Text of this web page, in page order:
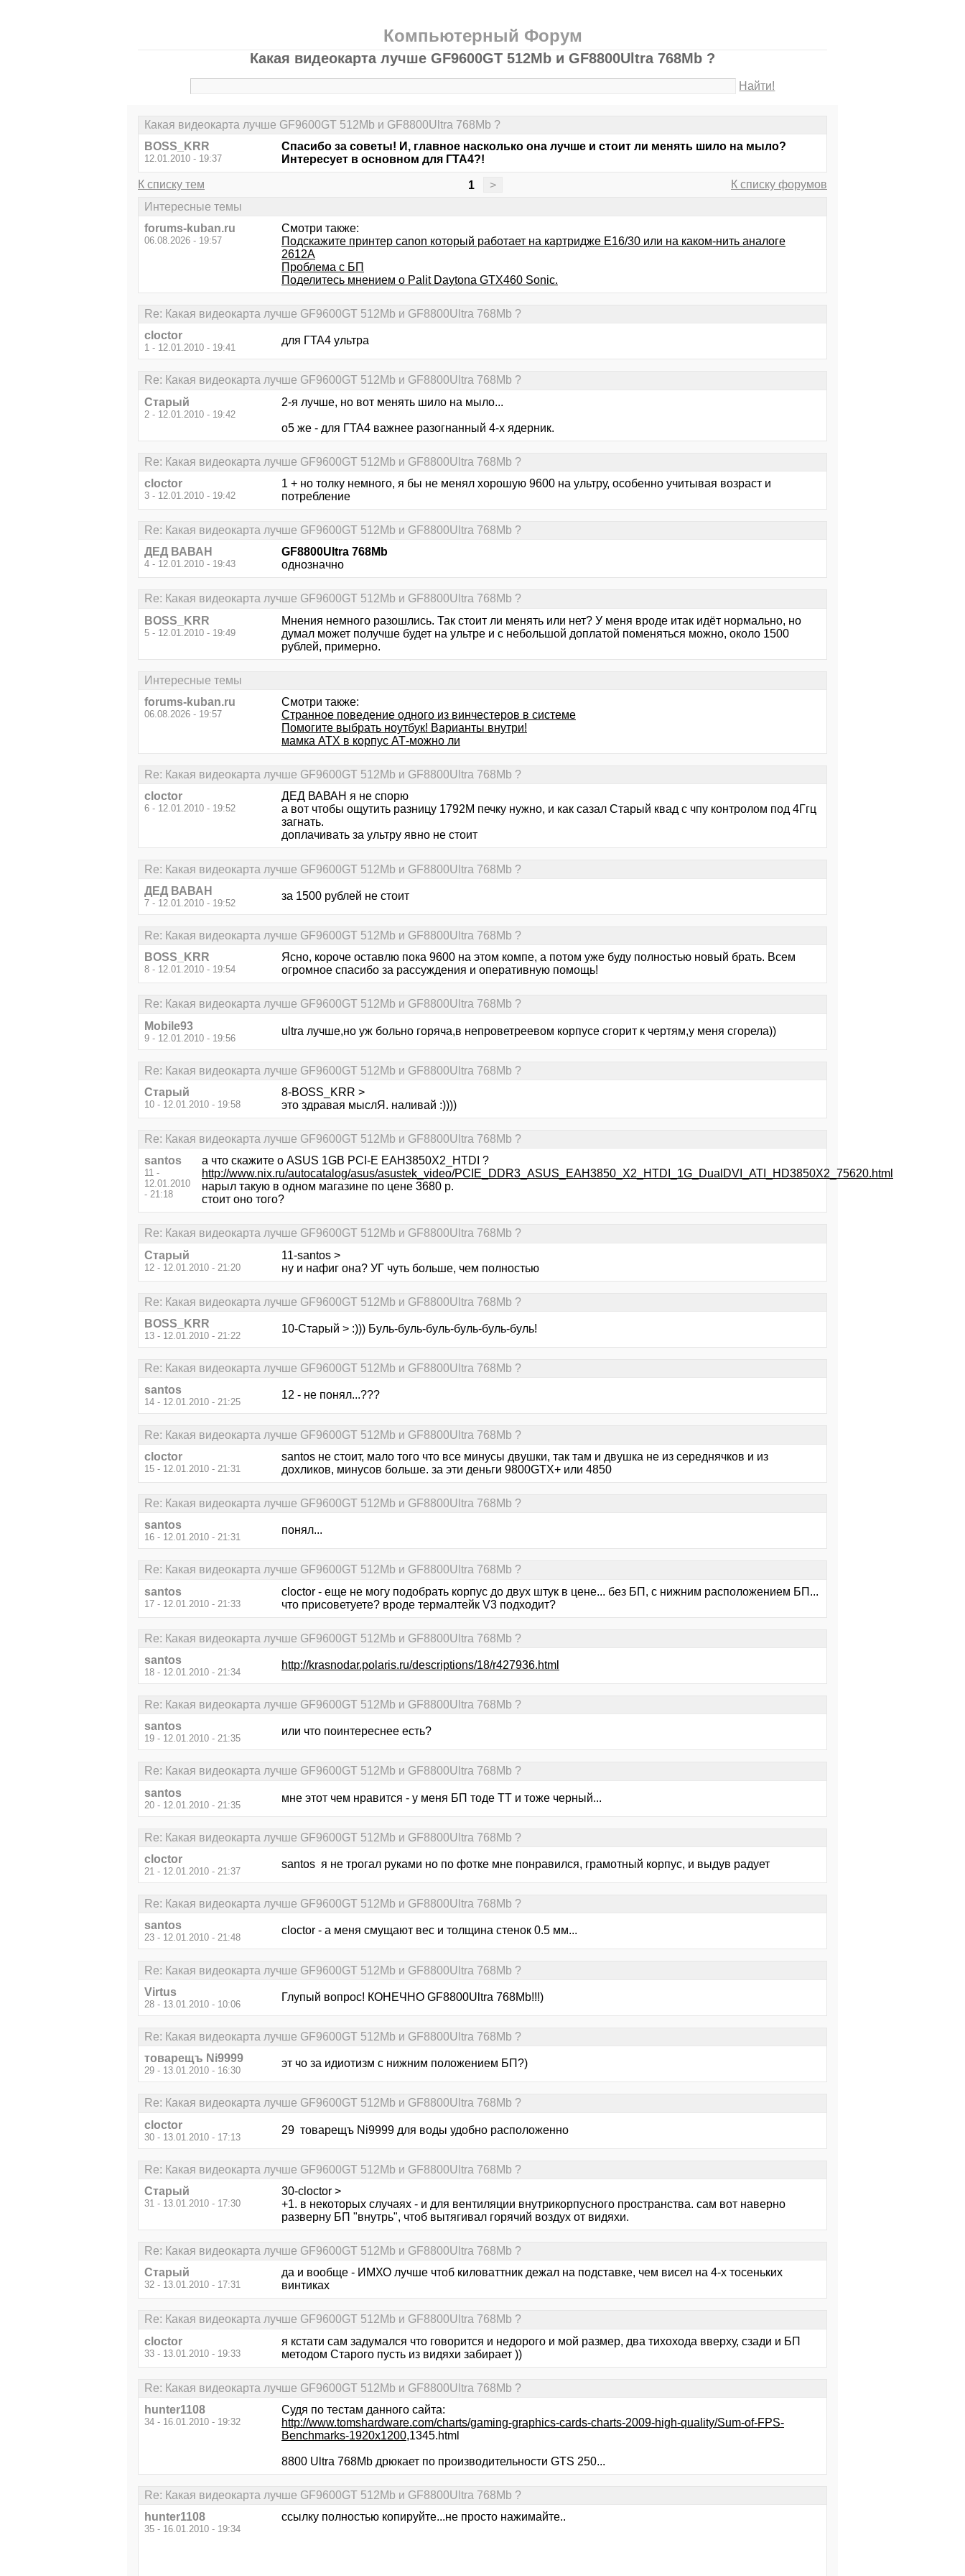
Компьютерный Форум
Какая видеокарта лучше GF9600GT 512Mb и GF8800Ultra 768Mb ?
Найти!
Какая видеокарта лучше GF9600GT 512Mb и GF8800Ultra 768Mb ?
BOSS_KRR
12.01.2010 - 19:37
Спасибо за советы! И, главное насколько она лучше и стоит ли менять шило на мыло?
Интересует в основном для ГТА4?!
К списку тем 1 >
К списку форумов
Интересные темы
forums-kuban.ru
06.08.2026 - 19:57
Смотри также:
Подскажите принтер canon который работает на картридже E16/30 или на каком-нить аналоге
2612A
Проблема с БП
Поделитесь мнением о Palit Daytona GTX460 Sonic.
Re: Какая видеокарта лучше GF9600GT 512Mb и GF8800Ultra 768Mb ?
cloctor
1 - 12.01.2010 - 19:41
для ГТА4 ультра
Re: Какая видеокарта лучше GF9600GT 512Mb и GF8800Ultra 768Mb ?
Старый
2 - 12.01.2010 - 19:42
2-я лучше, но вот менять шило на мыло...
о5 же - для ГТА4 важнее разогнанный 4-х ядерник.
Re: Какая видеокарта лучше GF9600GT 512Mb и GF8800Ultra 768Mb ?
cloctor
3 - 12.01.2010 - 19:42
1 + но толку немного, я бы не менял хорошую 9600 на ультру, особенно учитывая возраст и
потребление
Re: Какая видеокарта лучше GF9600GT 512Mb и GF8800Ultra 768Mb ?
ДЕД ВАВАН
4 - 12.01.2010 - 19:43
GF8800Ultra 768Mb
однозначно
Re: Какая видеокарта лучше GF9600GT 512Mb и GF8800Ultra 768Mb ?
BOSS_KRR
5 - 12.01.2010 - 19:49
Мнения немного разошлись. Так стоит ли менять или нет? У меня вроде итак идёт нормально, но
думал может получше будет на ультре и с небольшой доплатой поменяться можно, около 1500
рублей, примерно.
Интересные темы
forums-kuban.ru
06.08.2026 - 19:57
Смотри также:
Странное поведение одного из винчестеров в системе
Помогите выбрать ноутбук! Варианты внутри!
мамка АТХ в корпус АТ-можно ли
Re: Какая видеокарта лучше GF9600GT 512Mb и GF8800Ultra 768Mb ?
cloctor
6 - 12.01.2010 - 19:52
ДЕД ВАВАН я не спорю
а вот чтобы ощутить разницу 1792M печку нужно, и как сазал Старый квад с чпу контролом под 4Ггц
загнать.
доплачивать за ультру явно не стоит
Re: Какая видеокарта лучше GF9600GT 512Mb и GF8800Ultra 768Mb ?
ДЕД ВАВАН
7 - 12.01.2010 - 19:52
за 1500 рублей не стоит
Re: Какая видеокарта лучше GF9600GT 512Mb и GF8800Ultra 768Mb ?
BOSS_KRR
8 - 12.01.2010 - 19:54
Ясно, короче оставлю пока 9600 на этом компе, а потом уже буду полностью новый брать. Всем
огромное спасибо за рассуждения и оперативную помощь!
Re: Какая видеокарта лучше GF9600GT 512Mb и GF8800Ultra 768Mb ?
Mobile93
9 - 12.01.2010 - 19:56
ultra лучше,но уж больно горяча,в непроветреевом корпусе сгорит к чертям,у меня сгорела))
Re: Какая видеокарта лучше GF9600GT 512Mb и GF8800Ultra 768Mb ?
Старый
10 - 12.01.2010 - 19:58
8-BOSS_KRR >
это здравая мыслЯ. наливай :))))
Re: Какая видеокарта лучше GF9600GT 512Mb и GF8800Ultra 768Mb ?
santos
11 -
12.01.2010
- 21:18
а что скажите о ASUS 1GB PCI-E EAH3850X2_HTDI ?
http://www.nix.ru/autocatalog/asus/asustek_video/PCIE_DDR3_ASUS_EAH3850_X2_HTDI_1G_DualDVI_ATI_HD3850X2_75620.html
нарыл такую в одном магазине по цене 3680 р.
стоит оно того?
Re: Какая видеокарта лучше GF9600GT 512Mb и GF8800Ultra 768Mb ?
Старый
12 - 12.01.2010 - 21:20
11-santos >
ну и нафиг она? УГ чуть больше, чем полностью
Re: Какая видеокарта лучше GF9600GT 512Mb и GF8800Ultra 768Mb ?
BOSS_KRR
13 - 12.01.2010 - 21:22
10-Старый > :))) Буль-буль-буль-буль-буль-буль!
Re: Какая видеокарта лучше GF9600GT 512Mb и GF8800Ultra 768Mb ?
santos
14 - 12.01.2010 - 21:25
12 - не понял...???
Re: Какая видеокарта лучше GF9600GT 512Mb и GF8800Ultra 768Mb ?
cloctor
15 - 12.01.2010 - 21:31
santos не стоит, мало того что все минусы двушки, так там и двушка не из середнячков и из
дохликов, минусов больше. за эти деньги 9800GTX+ или 4850
Re: Какая видеокарта лучше GF9600GT 512Mb и GF8800Ultra 768Mb ?
santos
16 - 12.01.2010 - 21:31
понял...
Re: Какая видеокарта лучше GF9600GT 512Mb и GF8800Ultra 768Mb ?
santos
17 - 12.01.2010 - 21:33
cloctor - еще не могу подобрать корпус до двух штук в цене... без БП, с нижним расположением БП...
что присоветуете? вроде термалтейк V3 подходит?
Re: Какая видеокарта лучше GF9600GT 512Mb и GF8800Ultra 768Mb ?
santos
18 - 12.01.2010 - 21:34
http://krasnodar.polaris.ru/descriptions/18/r427936.html
Re: Какая видеокарта лучше GF9600GT 512Mb и GF8800Ultra 768Mb ?
santos
19 - 12.01.2010 - 21:35
или что поинтереснее есть?
Re: Какая видеокарта лучше GF9600GT 512Mb и GF8800Ultra 768Mb ?
santos
20 - 12.01.2010 - 21:35
мне этот чем нравится - у меня БП тоде ТТ и тоже черный...
Re: Какая видеокарта лучше GF9600GT 512Mb и GF8800Ultra 768Mb ?
cloctor
21 - 12.01.2010 - 21:37
santos я не трогал руками но по фотке мне понравился, грамотный корпус, и выдув радует
Re: Какая видеокарта лучше GF9600GT 512Mb и GF8800Ultra 768Mb ?
santos
23 - 12.01.2010 - 21:48
cloctor - а меня смущают вес и толщина стенок 0.5 мм...
Re: Какая видеокарта лучше GF9600GT 512Mb и GF8800Ultra 768Mb ?
Virtus
28 - 13.01.2010 - 10:06
Глупый вопрос! КОНЕЧНО GF8800Ultra 768Mb!!!)
Re: Какая видеокарта лучше GF9600GT 512Mb и GF8800Ultra 768Mb ?
товарещъ Ni9999
29 - 13.01.2010 - 16:30
эт чо за идиотизм с нижним положением БП?)
Re: Какая видеокарта лучше GF9600GT 512Mb и GF8800Ultra 768Mb ?
cloctor
30 - 13.01.2010 - 17:13
29 товарещъ Ni9999 для воды удобно расположенно
Re: Какая видеокарта лучше GF9600GT 512Mb и GF8800Ultra 768Mb ?
Старый
31 - 13.01.2010 - 17:30
30-cloctor >
+1. в некоторых случаях - и для вентиляции внутрикорпусного пространства. сам вот наверно
разверну БП "внутрь", чтоб вытягивал горячий воздух от видяхи.
Re: Какая видеокарта лучше GF9600GT 512Mb и GF8800Ultra 768Mb ?
Старый
32 - 13.01.2010 - 17:31
да и вообще - ИМХО лучше чтоб киловаттник дежал на подставке, чем висел на 4-х тосеньких
винтиках
Re: Какая видеокарта лучше GF9600GT 512Mb и GF8800Ultra 768Mb ?
cloctor
33 - 13.01.2010 - 19:33
я кстати сам задумался что говорится и недорого и мой размер, два тихохода вверху, сзади и БП
методом Старого пусть из видяхи забирает ))
Re: Какая видеокарта лучше GF9600GT 512Mb и GF8800Ultra 768Mb ?
hunter1108
34 - 16.01.2010 - 19:32
Судя по тестам данного сайта:
http://www.tomshardware.com/charts/gaming-graphics-cards-charts-2009-high-quality/Sum-of-FPS-
Benchmarks-1920x1200,1345.html
8800 Ultra 768Mb дрюкает по производительности GTS 250...
Re: Какая видеокарта лучше GF9600GT 512Mb и GF8800Ultra 768Mb ?
hunter1108
35 - 16.01.2010 - 19:34
ссылку полностью копируйте...не просто нажимайте..